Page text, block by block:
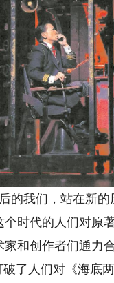
我们，站在新的
时代的人们对原
和创作者们通力
了人们对《海底